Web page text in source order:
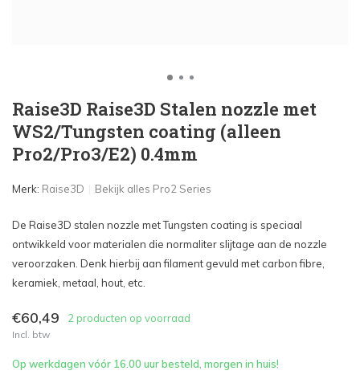
Raise3D Raise3D Stalen nozzle met
WS2/Tungsten coating (alleen
Pro2/Pro3/E2) 0.4mm
Merk: Raise3D Bekijk alles Pro2 Series
De Raise3D stalen nozzle met Tungsten coating is speciaal
ontwikkeld voor materialen die normaliter slijtage aan de nozzle
veroorzaken. Denk hierbij aan filament gevuld met carbon fibre,
keramiek, metaal, hout, etc.
€60,49 2 producten op voorraad
Incl. btw
Op werkdagen vóór 16.00 uur besteld, morgen in huis!